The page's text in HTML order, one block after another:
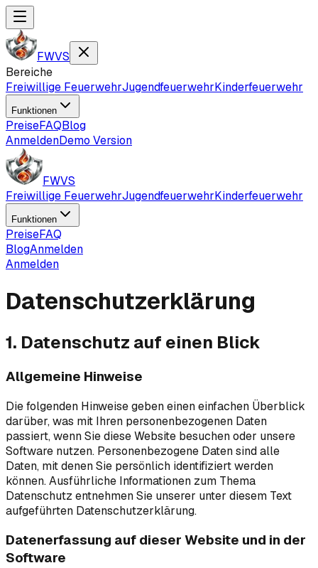
FWVS
Bereiche
Freiwillige FeuerwehrJugendfeuerwehrKinderfeuerwehr
Funktionen
PreiseFAQBlog
AnmeldenDemo Version
FWVS
Freiwillige FeuerwehrJugendfeuerwehrKinderfeuerwehr
Funktionen
PreiseFAQ
BlogAnmelden
Anmelden
Datenschutzerklärung
1. Datenschutz auf einen Blick
Allgemeine Hinweise
Die folgenden Hinweise geben einen einfachen Überblick
darüber, was mit Ihren personenbezogenen Daten
passiert, wenn Sie diese Website besuchen oder unsere
Software nutzen. Personenbezogene Daten sind alle
Daten, mit denen Sie persönlich identifiziert werden
können. Ausführliche Informationen zum Thema
Datenschutz entnehmen Sie unserer unter diesem Text
aufgeführten Datenschutzerklärung.
Datenerfassung auf dieser Website und in der
Software